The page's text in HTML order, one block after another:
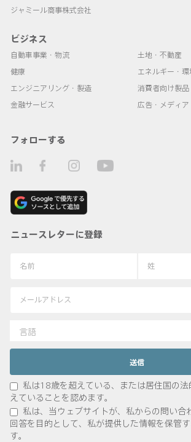
ジャミール商事株式会社
ビジネス
自動車事業・物流
健康
エンジニアリング・製造
金融サービス
土地・不動産
エネルギー・
消費者向け製品
広告・メディア
フォローする
ニュースレターに登録
言語
私は18歳を超えている、または居住国の
えていることを認めます。
私は、当ウェブサイトが、私からの問い合
回答を目的として、私が提供した情報を保管
す。